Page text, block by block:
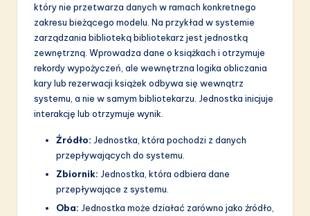
tiktóry nie przetwarza danych w ramach konkretnego
zakresu bieżącego modelu. Na przykład w systemie
zarządzania biblioteką bibliotekarz jest jednostką
zewnętrzną. Wprowadza dane o książkach i otrzymuje
rekordy wypożyczeń, ale wewnętrzna logika obliczania
kary lub rezerwacji książek odbywa się wewnątrz
systemu, a nie w samym bibliotekarzu. Jednostka inicjuje
interakcję lub otrzymuje wynik.
Źródło: Jednostka, która pochodzi z danych
przepływających do systemu.
Zbiornik: Jednostka, która odbiera dane
przepływające z systemu.
Oba: Jednostka może działać zarówno jako źródło,